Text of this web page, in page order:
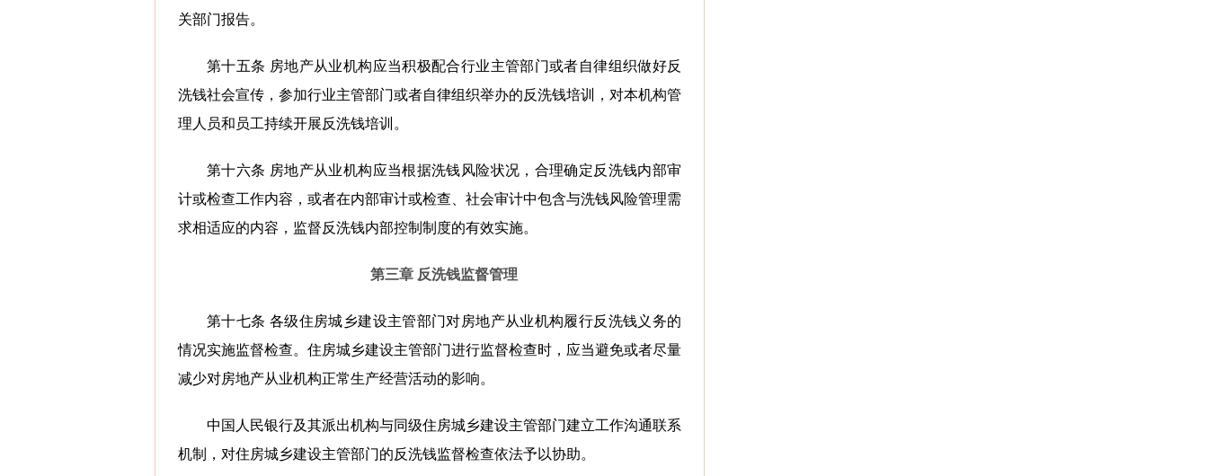
关部门报告。
第十五条 房地产从业机构应当积极配合行业主管部门或者自律组织做好反
洗钱社会宣传，参加行业主管部门或者自律组织举办的反洗钱培训，对本机构管
理人员和员工持续开展反洗钱培训。
第十六条 房地产从业机构应当根据洗钱风险状况，合理确定反洗钱内部审
计或检查工作内容，或者在内部审计或检查、社会审计中包含与洗钱风险管理需
求相适应的内容，监督反洗钱内部控制制度的有效实施。
第三章 反洗钱监督管理
第十七条 各级住房城乡建设主管部门对房地产从业机构履行反洗钱义务的
情况实施监督检查。住房城乡建设主管部门进行监督检查时，应当避免或者尽量
减少对房地产从业机构正常生产经营活动的影响。
中国人民银行及其派出机构与同级住房城乡建设主管部门建立工作沟通联系
机制，对住房城乡建设主管部门的反洗钱监督检查依法予以协助。